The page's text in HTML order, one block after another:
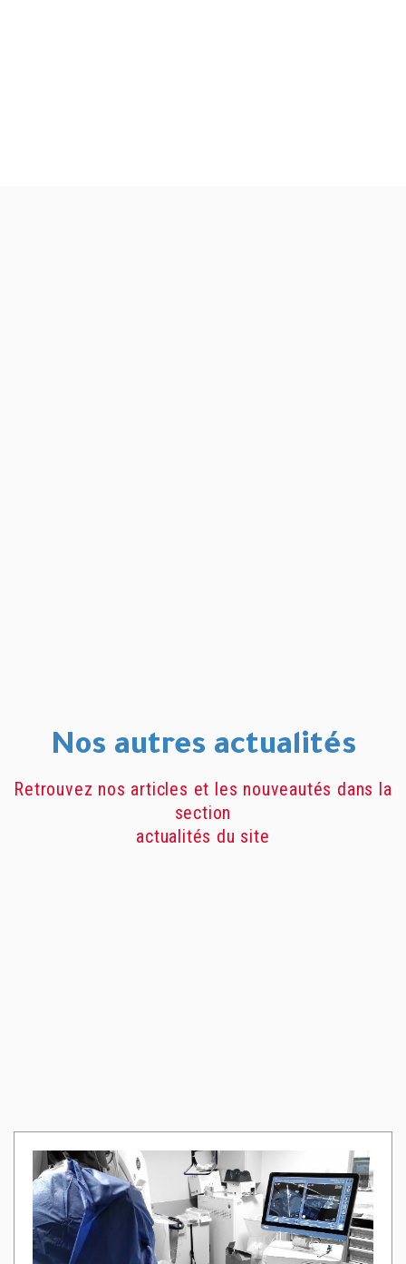
Nos autres actualités
Retrouvez nos articles et les nouveautés dans la
section
actualités du site